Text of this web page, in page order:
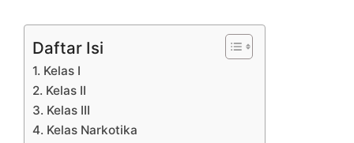
Daftar Isi
1. Kelas I
2. Kelas II
3. Kelas III
4. Kelas Narkotika